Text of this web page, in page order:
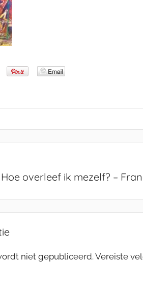
overleef ik mezelf? –
niet gepubliceerd. Vereiste